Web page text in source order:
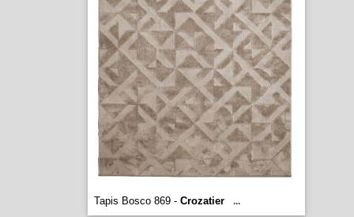
Tapis Bosco 869 - Crozatier ...